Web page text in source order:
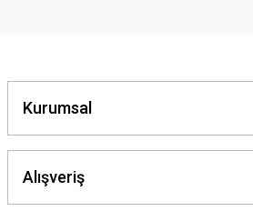
Bu ürüne benzer farklı alternatifler olmalı.
Kurumsal
Alışveriş